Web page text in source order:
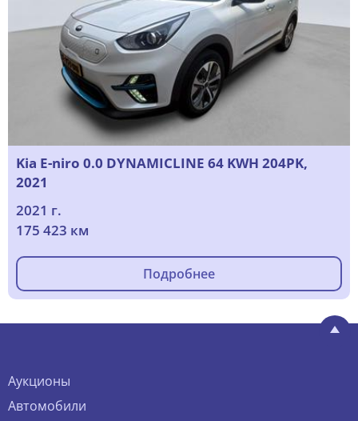
Kia E-niro 0.0 DYNAMICLINE 64 KWH 204PK,
2021
2021 г.
175 423 км
Подробнее
Аукционы
Автомобили